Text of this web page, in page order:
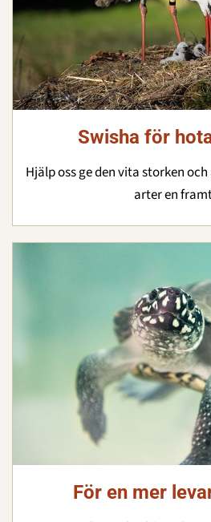
Swisha för
Hjälp oss ge den vita storken
arter en
För en mer